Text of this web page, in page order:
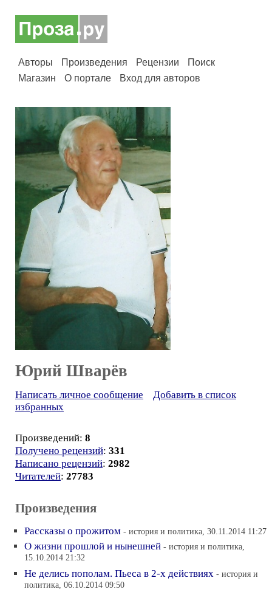
Авторы Произведения Рецензии
Поиск
Магазин
О портале Вход для авторов
Юрий Шварёв
Написать личное сообщение
Добавить в список
избранных
Произведений: 8
Получено рецензий: 331
Написано рецензий: 2982
Читателей: 27783
Произведения
Рассказы о прожитом - история и политика, 30.11.2014 11:27
О жизни прошлой и нынешней - история и политика,
15.10.2014 21:32
Не делись пополам. Пьеса в 2-х действиях - история и
политика, 06.10.2014 09:50